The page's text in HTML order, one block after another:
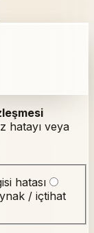
hatayı veya
hatası
/ içtihat